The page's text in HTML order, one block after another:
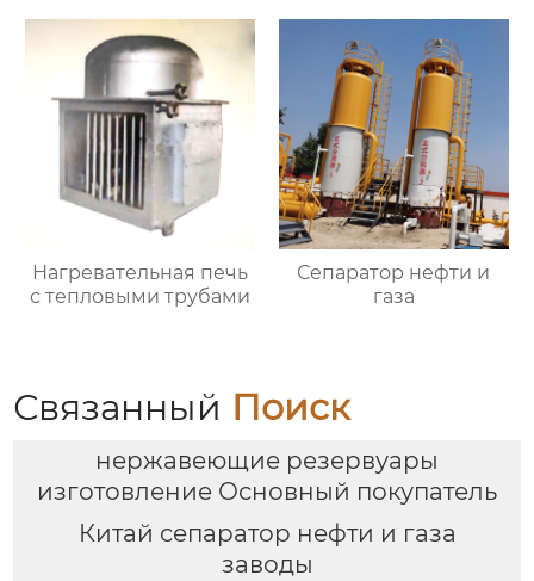
Нагревательная печь
с тепловыми трубами
Сепаратор нефти и
газа
Связанный Поиск
нержавеющие резервуары
изготовление Основный покупатель
Китай сепаратор нефти и газа
заводы